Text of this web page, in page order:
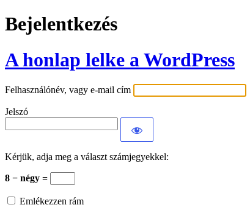
Bejelentkezés
A honlap lelke a WordPress
Felhasználónév, vagy e-mail cím
Jelszó
Kérjük, adja meg a választ számjegyekkel:
8 − négy =
Emlékezzen rám